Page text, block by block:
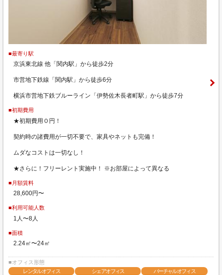
■最寄り駅
京浜東北線 他「関内駅」から徒歩2分
市営地下鉄線「関内駅」から徒歩6分
横浜市営地下鉄ブルーライン「伊勢佐木長者町駅」から徒歩7分
■初期費用
★初期費用０円！
契約時の諸費用が一切不要で、家具やネットも完備！
ムダなコストは一切なし！
★さらに！フリーレント実施中！ ※お部屋によって異なる
■月額賃料
28,600円〜
■利用可能人数
1人〜8人
■面積
2.24㎡〜24㎡
■オフィス形態
レンタルオフィス
シェアオフィス バーチャルオフィス